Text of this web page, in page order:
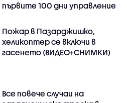
първите 100 дни управление
Пожар в Пазарджишко,
хеликоптер се включи в
гасенето (ВИДЕО+СНИМКИ)
Все повече случаи на